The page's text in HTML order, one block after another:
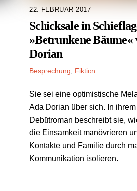
22. FEBRUAR 2017
Schicksale in
»Betrunkene Bäume«
Dorian
Besprechung Fiktion
Sie sei eine optimistische
Ada Dorian über sich. In
Debütroman beschreibt sie,
die Einsamkeit manövrieren
Kontakte und Familie durch
Kommunikation isolieren.